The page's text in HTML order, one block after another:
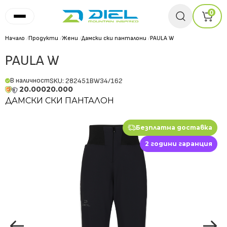
0
Начало /Продукти /Жени /Дамски ски панталони /PAULA W
PAULA W
В наличностSKU: 282451BW34/162
20.00020.000
ДАМСКИ СКИ ПАНТАЛОН
Безплатна доставка
2 години гаранция